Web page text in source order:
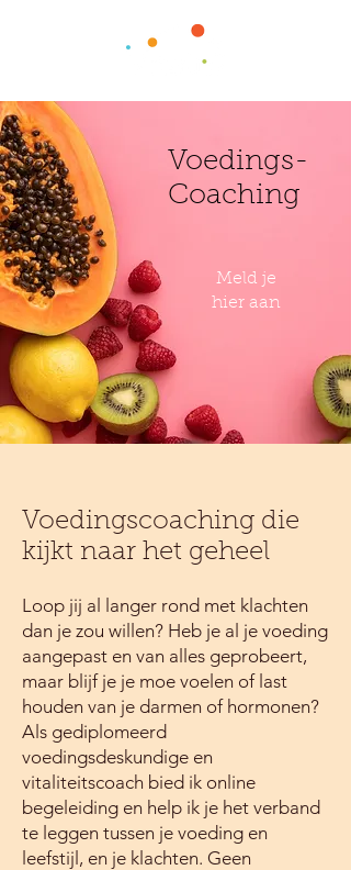
Voedings-
Coaching
Meld je
hier aan
Voedingscoaching die
kijkt naar het geheel
Loop jij al langer rond met klachten
dan je zou willen? Heb je al je voeding
aangepast en van alles geprobeert,
maar blijf je je moe voelen of last
houden van je darmen of hormonen?
Als gediplomeerd
voedingsdeskundige en
vitaliteitscoach bied ik online
begeleiding en help ik je het verband
te leggen tussen je voeding en
leefstijl, en je klachten. Geen